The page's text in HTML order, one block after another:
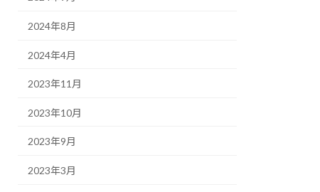
2024年8月
2024年4月
2023年11月
2023年10月
2023年9月
2023年3月